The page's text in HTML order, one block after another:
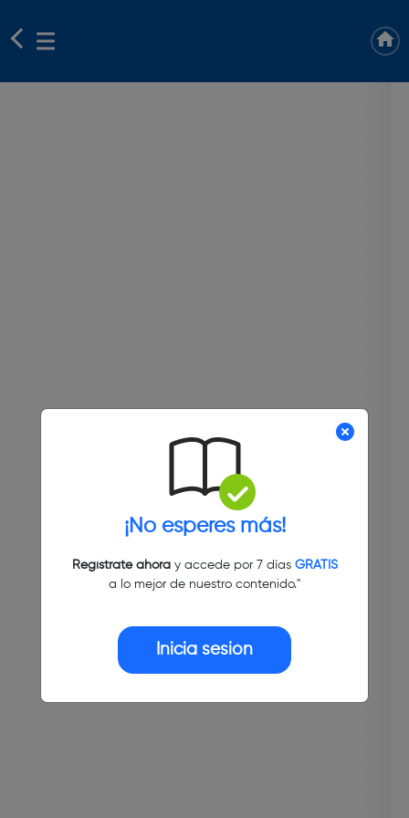
¡No esperes más!
Regístrate ahoray accede por 7 días GRATIS
a lo mejor de nuestro contenido."
Inicia sesión